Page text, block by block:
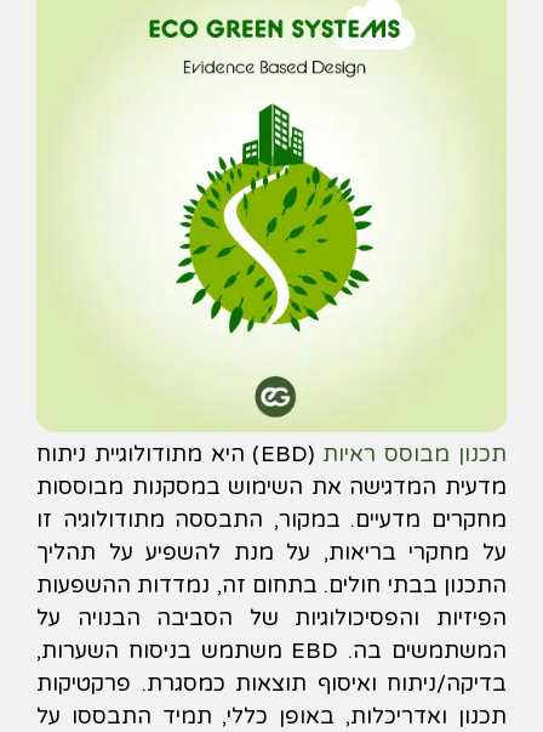
תכנון מבוסס ראיות
(EBD) היא מתודולוגיית ניתוח
מדעית המדגישה את השימוש במסקנות מבוססות
מחקרים מדעיים. במקור, התבססה מתודולוגיה זו
על מחקרי בריאות, על מנת להשפיע על תהליך
התכנון בבתי חולים. בתחום זה, נמדדות ההשפעות
הפיזיות והפסיכולוגיות של הסביבה הבנויה על
המשתמשים בה. EBD משתמש בניסוח השערות,
בדיקה/ניתוח ואיסוף תוצאות כמסגרת. פרקטיקות
תכנון ואדריכלות, באופן כללי, תמיד התבססו על